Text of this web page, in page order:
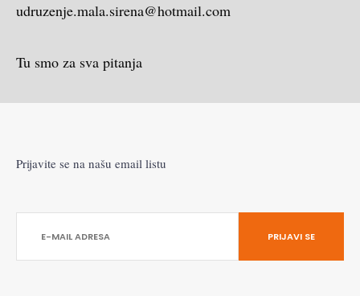
udruzenje.mala.sirena@hotmail.com
Tu smo za sva pitanja
Prijavite se na našu email listu